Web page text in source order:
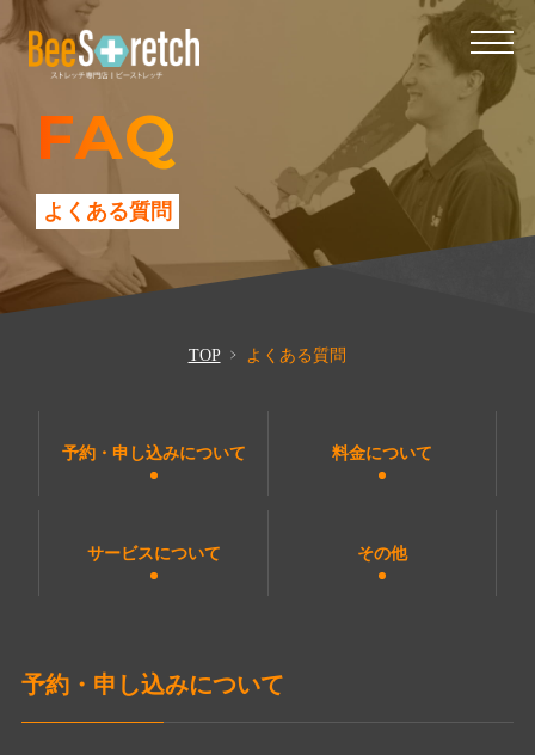
FAQ
よくある質問
TOP よくある質問
予約・申し込みについて 料金について
サービスについて その他
予約・申し込みについて